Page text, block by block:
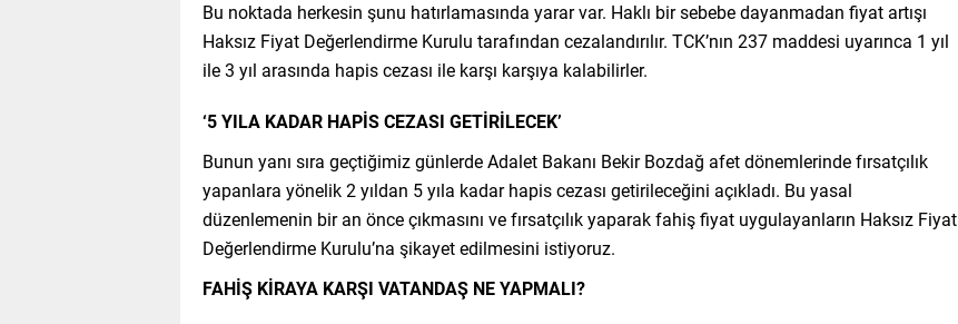
Bu noktada herkesin şunu hatırlamasında yarar var. Haklı bir sebebe dayanmadan fiyat artışı
Haksız Fiyat Değerlendirme Kurulu tarafından cezalandırılır. TCK’nın 237 maddesi uyarınca 1 yıl
ile 3 yıl arasında hapis cezası ile karşı karşıya kalabilirler.
‘5 YILA KADAR HAPİS CEZASI GETİRİLECEK’
Bunun yanı sıra geçtiğimiz günlerde Adalet Bakanı Bekir Bozdağ afet dönemlerinde fırsatçılık
yapanlara yönelik 2 yıldan 5 yıla kadar hapis cezası getirileceğini açıkladı. Bu yasal
düzenlemenin bir an önce çıkmasını ve fırsatçılık yaparak fahiş fiyat uygulayanların Haksız Fiyat
Değerlendirme Kurulu’na şikayet edilmesini istiyoruz.
FAHİŞ KİRAYA KARŞI VATANDAŞ NE YAPMALI?